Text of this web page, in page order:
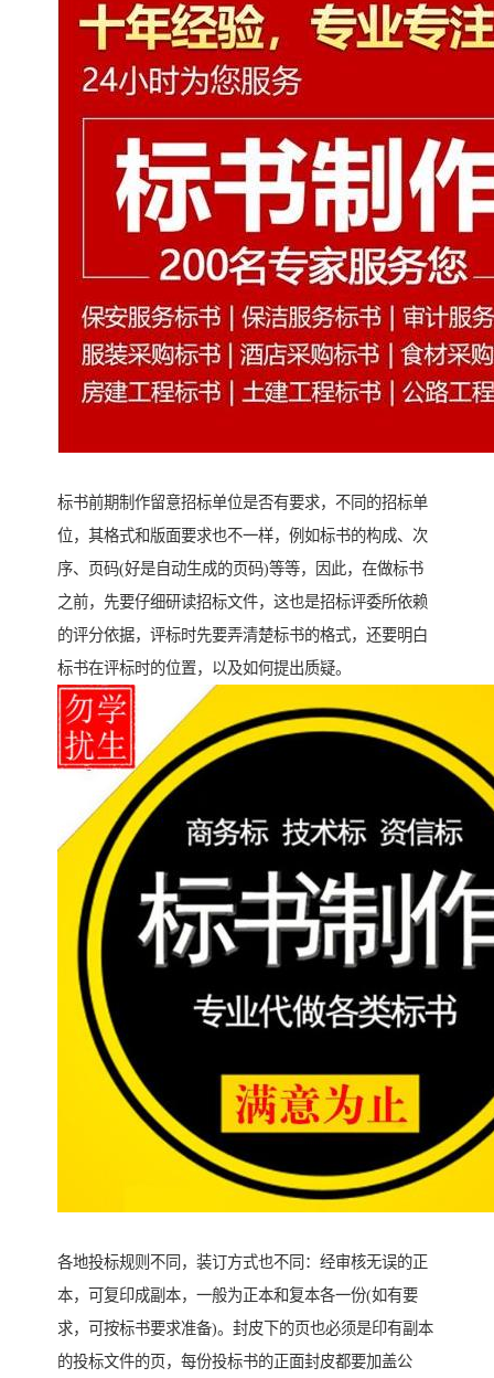
标书前期制作留意招标单位是否有要求，不同的招标单
位，其格式和版面要求也不一样，例如标书的构成、次
序、页码(好是自动生成的页码)等等，因此，在做标书
之前，先要仔细研读招标文件，这也是招标评委所依赖
的评分依据，评标时先要弄清楚标书的格式，还要明白
标书在评标时的位置，以及如何提出质疑。
各地投标规则不同，装订方式也不同：经审核无误的正
本，可复印成副本，一般为正本和复本各一份(如有要
求，可按标书要求准备)。封皮下的页也必须是印有副本
的投标文件的页，每份投标书的正面封皮都要加盖公